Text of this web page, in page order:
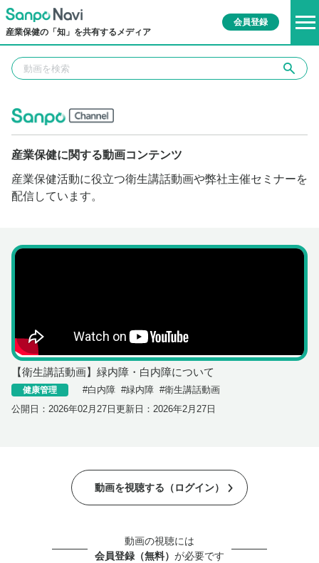
産業保健の「知」を共有するメディア
会員登録
産業保健に関する動画コンテンツ
産業保健活動に役立つ衛生講話動画や弊社主催セミナーを
配信しています。
【衛生講話動画】緑内障・白内障について
健康管理 #白内障 #緑内障 #衛生講話動画
公開日： 2026年02月27日 更新日： 2026年2月27日
動画を視聴する（ログイン）
動画の視聴には
会員登録（無料） が必要です